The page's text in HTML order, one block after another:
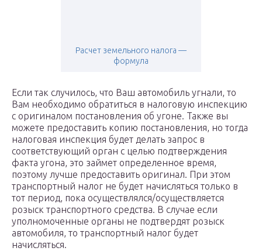
Расчет земельного налога —
формула
Если так случилось, что Ваш автомобиль угнали, то
Вам необходимо обратиться в налоговую инспекцию
с оригиналом постановления об угоне. Также вы
можете предоставить копию постановления, но тогда
налоговая инспекция будет делать запрос в
соответствующий орган с целью подтверждения
факта угона, это займет определенное время,
поэтому лучше предоставить оригинал. При этом
транспортный налог не будет начисляться только в
тот период, пока осуществлялся/осуществляется
розыск транспортного средства. В случае если
уполномоченные органы не подтвердят розыск
автомобиля, то транспортный налог будет
начисляться.